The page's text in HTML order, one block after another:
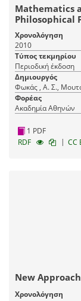
Mathematics
Philosophical
Neuroscience
Χρονολόγηση
2010
Τύπος τεκμηρίου
Περιοδική έκδοση
Δημιουργός
Φωκάς , Α. Σ.,
Φορέας
Ακαδημία Αθηνών
1 PDF
RDF
| CC
New
Χρονολόγηση